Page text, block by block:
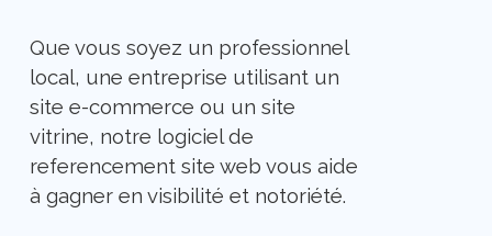
Que vous soyez un professionnel
local, une entreprise utilisant un
site e-commerce ou un site
vitrine, notre logiciel de
referencement site web vous aide
à gagner en visibilité et notoriété.